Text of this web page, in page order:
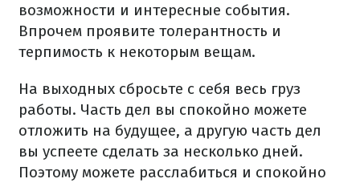
возможности и интересные события.
Впрочем проявите толерантность и
терпимость к некоторым вещам.
На выходных сбросьте с себя весь груз
работы. Часть дел вы спокойно можете
отложить на будущее, а другую часть дел
вы успеете сделать за несколько дней.
Поэтому можете расслабиться и спокойно